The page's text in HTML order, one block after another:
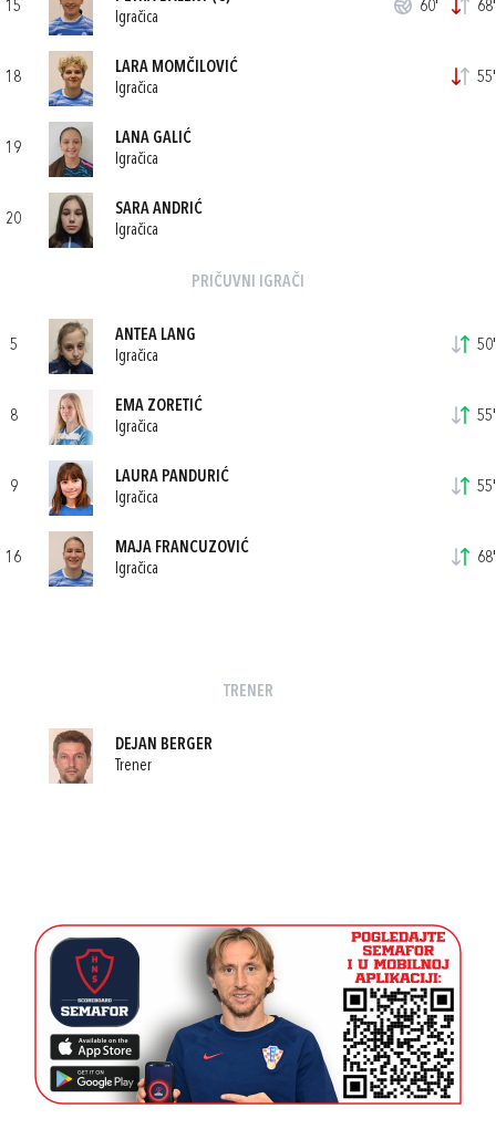
15
Igračica
60' 68'
18
LARA MOMČILOVIĆ
Igračica
55'
19
LANA GALIĆ
Igračica
20
SARA ANDRIĆ
Igračica
PRIČUVNI IGRAČI
5
ANTEA LANG
Igračica
50'
8
EMA ZORETIĆ
Igračica
55'
9
LAURA PANDURIĆ
Igračica
55'
16
MAJA FRANCUZOVIĆ
Igračica
68'
TRENER
DEJAN BERGER
Trener